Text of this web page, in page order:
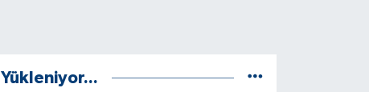
Yükleniyor...